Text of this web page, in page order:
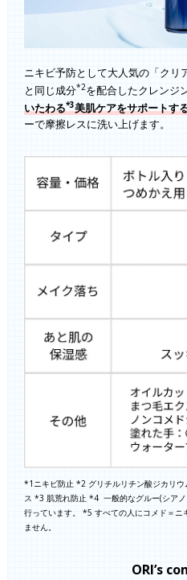
ニキビ予防として大人気の「ク
と同じ成分*2を配合したクレンジ
いたわる*3美肌ケアをサポートす
ーで摩擦レスに洗い上げます。
*1ニキビ防止 *2 グリチルリチン酸ジカリウ
ス *3 肌荒れ防止 *4 一般的なグルー(シア
行っています。 *5 すべての人にコメド＝ニ
ません。
ORI’s